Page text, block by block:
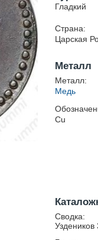
Гладкий
Страна:
Царская
Металл
Металл:
Медь
Cu
Сводка:
Уздеников